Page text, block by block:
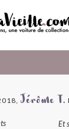
Jérôme T.
Et